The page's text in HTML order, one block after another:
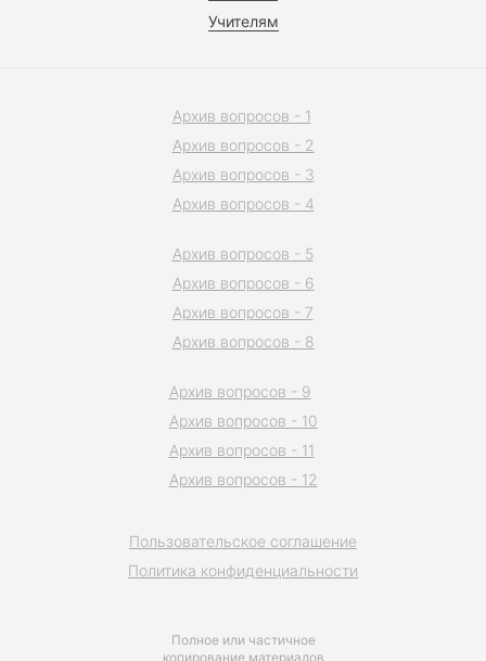
Учителям
Полное или частичное
копирование материалов
Пользовательское соглашение
Политика конфиденциальности
Архив вопросов - 1
Архив вопросов - 2
Архив вопросов - 3
Архив вопросов - 4
Архив вопросов - 5
Архив вопросов - 6
Архив вопросов - 7
Архив вопросов - 8
Архив вопросов - 9
Архив вопросов - 10
Архив вопросов - 11
Архив вопросов - 12